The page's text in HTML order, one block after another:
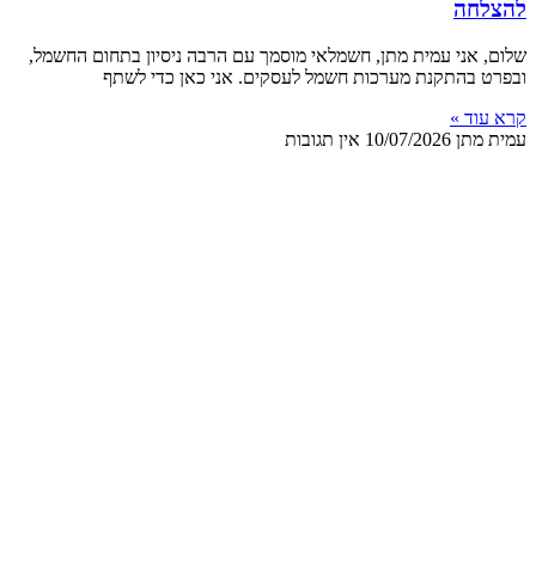
להצלחה
שלום, אני עמית מתן, חשמלאי מוסמך עם הרבה ניסיון בתחום החשמל,
ובפרט בהתקנת מערכות חשמל לעסקים. אני כאן כדי לשתף
קרא עוד »
עמית מתן 10/07/2026 אין תגובות